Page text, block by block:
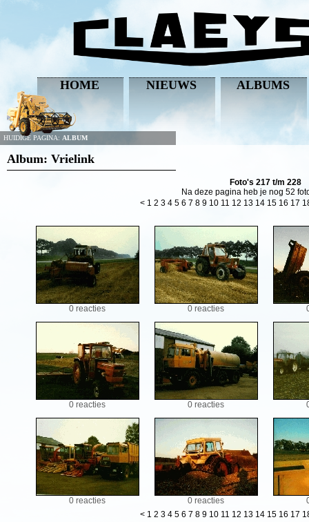
HOME NIEUWS ALBUMS
HUIDIGE PAGINA: ALBUM
Album: Vrielink
Foto's 217 t/m 228
Na deze pagina heb je nog 52
< 1 2 3 4 5 6 7 8 9 10 11 12 13 14 15 16 17
0 reacties 0 reacties
0 reacties 0 reacties
0 reacties 0 reacties
< 1 2 3 4 5 6 7 8 9 10 11 12 13 14 15 16 17